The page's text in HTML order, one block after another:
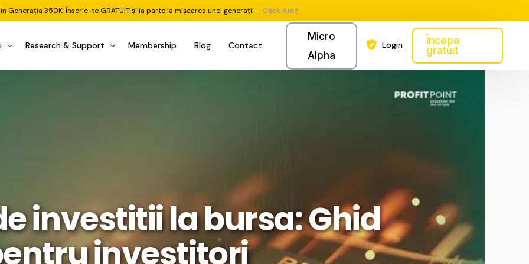
Generația 350K. Înscrie-te GRATUIT și ia parte la mișcarea unei generații - Click Aici!
& Execuție
Tracking
Mecanice
EA MT5
Research & Support
1 la 1 Mentor
Membership Blog Contact
Micro
Alpha
Login
Începe
gratuit
investitii la bursa: Ghid
investitori